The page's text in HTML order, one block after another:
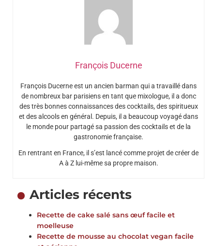
François Ducerne
François Ducerne est un ancien barman qui a travaillé dans
de nombreux bar parisiens en tant que mixologue, il a donc
des très bonnes connaissances des cocktails, des spiritueux
et des alcools en général. Depuis, il a beaucoup voyagé dans
le monde pour partagé sa passion des cocktails et de la
gastronomie française.
En rentrant en France, il s’est lancé comme projet de créer de
A à Z lui-même sa propre maison.
Articles récents
Recette de cake salé sans œuf facile et
moelleuse
Recette de mousse au chocolat vegan facile